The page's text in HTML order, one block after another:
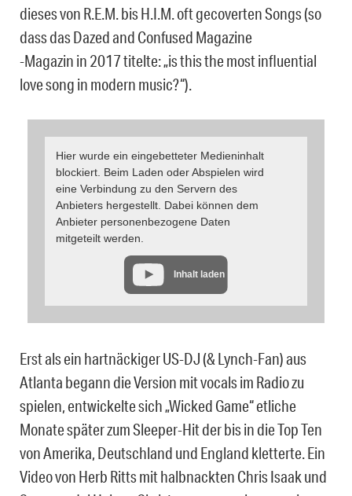
dieses von R.E.M. bis H.I.M. oft gecoverten Songs (so
dass das Dazed and Confused Magazine
-Magazin in 2017 titelte: „is this the most influential
love song in modern music?“).
Hier wurde ein eingebetteter Medieninhalt
blockiert. Beim Laden oder Abspielen wird
eine Verbindung zu den Servern des
Anbieters hergestellt. Dabei können dem
Anbieter personenbezogene Daten
mitgeteilt werden.
Inhalt laden
Erst als ein hartnäckiger US-DJ (& Lynch-Fan) aus
Atlanta begann die Version mit vocals im Radio zu
spielen, entwickelte sich „Wicked Game“ etliche
Monate später zum Sleeper-Hit der bis in die Top Ten
von Amerika, Deutschland und England kletterte. Ein
Video von Herb Ritts mit halbnackten Chris Isaak und